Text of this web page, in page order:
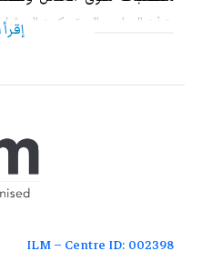
هذه البرامج إلى تمكين
بنجاح، يحصل المشاركون
تتمتع بالاعتراف والموثوقية
استراتيجية عالية. وتُشكل
التطوير المهني، وتفتح
ILM – Centre ID: 002398